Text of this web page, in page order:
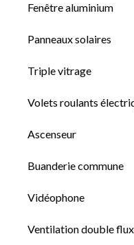
Fenêtre aluminium
Panneaux solaires
Triple vitrage
Volets roulants
Ascenseur
Buanderie commune
Vidéophone
Ventilation double flux